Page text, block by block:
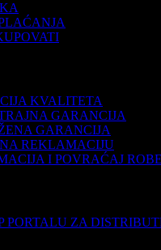
KVALITETA
GARANCIJA
GARANCIJA
REKLAMACIJU
I POVRAĆAJ ROBE
PORTALU ZA